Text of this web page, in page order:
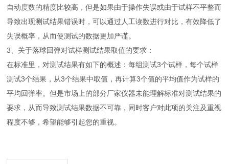
自动度数的精度比较高，但是如果由于操作失误或由于试样不平整而
导致出现测试结果错误时，可以通过人工读数进行对比，有效降低了
失误概率，从而使测试的数据更加严谨。
3、关于落球回弹对试样测试结果取值的要求：
在标准里，对测试结果有如下的概述：每组测试3个试样，每个试样
测试3个结果，从3个结果中取值，再计算3个值的平均值作为试样的
平均回弹率。但是市场上的部分厂家仪器未能理解标准对测试结果的
要求，从而导致测试结果数据不可靠，同时客户对此项的关注及重视
程度不够，希望能够引起您的重视。